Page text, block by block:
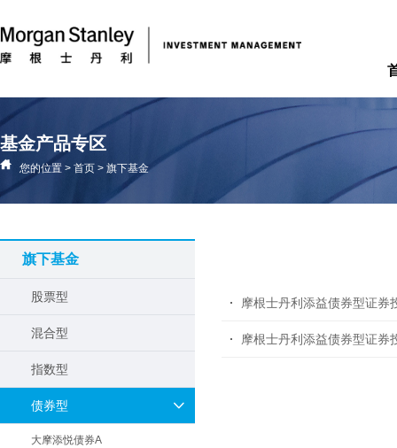
基金产品专区
您的位置 > 首页 > 旗下基金
旗下基金
股票型
混合型
指数型
债券型
大摩添悦债券A
摩根士丹利添益债券型证券
摩根士丹利添益债券型证券